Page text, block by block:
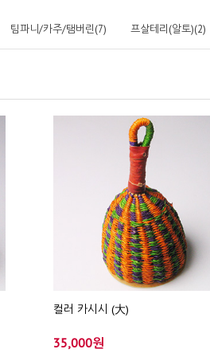
팀파니/카주/탬버린(7) 프살테리(알토)(2)
컬러 카시시 (大)
35,000원